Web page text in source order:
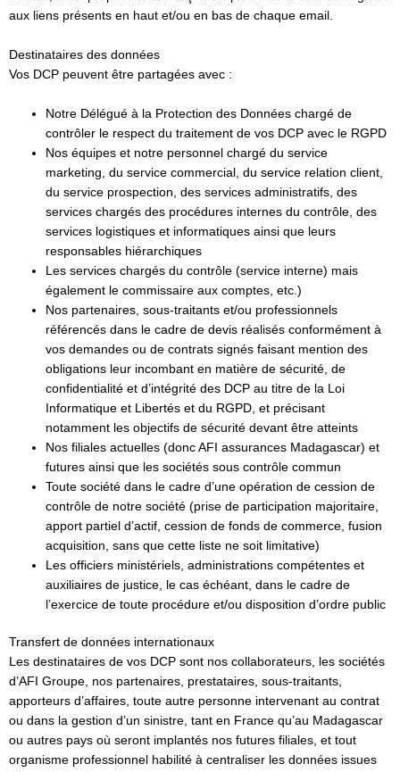
aux liens présents en haut et/ou en bas de chaque email.
Destinataires des données
Vos DCP peuvent être partagées avec :
Notre Délégué à la Protection des Données chargé de
contrôler le respect du traitement de vos DCP avec le RGPD
Nos équipes et notre personnel chargé du service
marketing, du service commercial, du service relation client,
du service prospection, des services administratifs, des
services chargés des procédures internes du contrôle, des
services logistiques et informatiques ainsi que leurs
responsables hiérarchiques
Les services chargés du contrôle (service interne) mais
également le commissaire aux comptes, etc.)
Nos partenaires, sous-traitants et/ou professionnels
référencés dans le cadre de devis réalisés conformément à
vos demandes ou de contrats signés faisant mention des
obligations leur incombant en matière de sécurité, de
confidentialité et d’intégrité des DCP au titre de la Loi
Informatique et Libertés et du RGPD, et précisant
notamment les objectifs de sécurité devant être atteints
Nos filiales actuelles (donc AFI assurances Madagascar) et
futures ainsi que les sociétés sous contrôle commun
Toute société dans le cadre d’une opération de cession de
contrôle de notre société (prise de participation majoritaire,
apport partiel d’actif, cession de fonds de commerce, fusion
acquisition, sans que cette liste ne soit limitative)
Les officiers ministériels, administrations compétentes et
auxiliaires de justice, le cas échéant, dans le cadre de
l’exercice de toute procédure et/ou disposition d’ordre public
Transfert de données internationaux
Les destinataires de vos DCP sont nos collaborateurs, les sociétés
d’AFI Groupe, nos partenaires, prestataires, sous-traitants,
apporteurs d’affaires, toute autre personne intervenant au contrat
ou dans la gestion d’un sinistre, tant en France qu’au Madagascar
ou autres pays où seront implantés nos futures filiales, et tout
organisme professionnel habilité à centraliser les données issues